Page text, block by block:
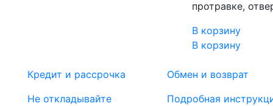
протравке,
В корзину
В корзину
Кредит и рассрочка
Не откладывайте
Обмен и возврат
Подробная